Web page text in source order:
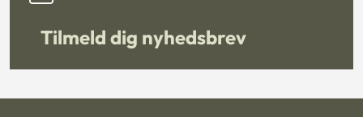
Tilmeld dig nyhedsbrev